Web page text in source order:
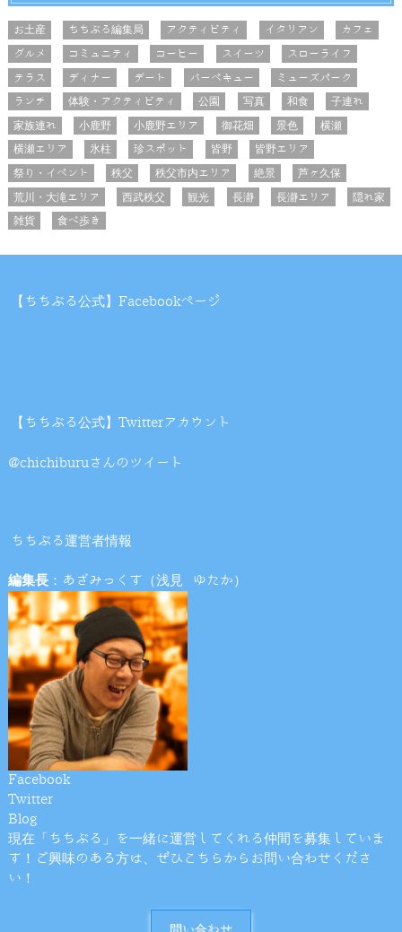
お土産 ちちぶる編集局 アクティビティ イタリアン
カフェ
グルメ
コミュニティ コーヒー スイーツ
スローライフ
テラス
ディナー デート バーベキュー
ミューズパーク
ランチ
体験・アクティビティ 公園 写真 和食
子連れ
家族連れ
小鹿野 小鹿野エリア 御花畑 景色
横瀬
横瀬エリア
氷柱 珍スポット 皆野
皆野エリア
祭り・イベント
秩父 秩父市内エリア 絶景
芦ヶ久保
荒川・大滝エリア
西武秩父 観光 長瀞 長瀞エリア
隠れ家
雑貨
食べ歩き
【ちちぶる公式】Facebookページ
【ちちぶる公式】Twitterアカウント
@chichiburuさんのツイート
ちちぶる運営者情報
編集長：あざみっくす（浅見 ゆたか）
Facebook
Twitter
Blog
現在「ちちぶる」を一緒に運営してくれる仲間を募集していま
す！ご興味のある方は、ぜひこちらからお問い合わせくださ
い！